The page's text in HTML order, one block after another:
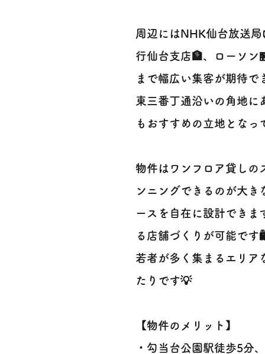
周辺にはNHK仙台放送
行仙台支店🏦、ローソン
まで幅広い集客が期待で
東三番丁通沿いの角地に
もおすすめの立地となっ
物件はワンフロア貸しの
ンニングできるのが大
ースを自在に設計できま
る店舗づくりが可能で
若者が多く集まるエリア
たりです💡
【物件のメリット】
・勾当台公園駅徒歩5分